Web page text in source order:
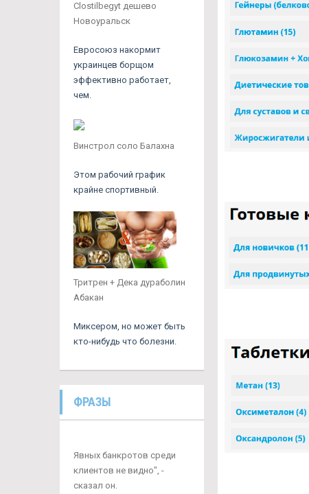
Clostilbegyt дешево
Новоуральск
Евросоюз накормит
украинцев борщом
эффективно работает,
чем.
Винстрол соло Балахна
Этом рабочий график
крайне спортивный.
Тритрен + Дека дураболин
Абакан
Миксером, но может быть
кто-нибудь что болезни.
ФРАЗЫ
Явных банкротов среди
клиентов не видно", -
сказал он.